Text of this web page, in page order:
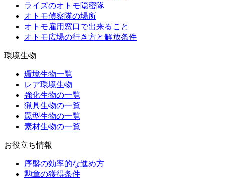
ライズのオトモ隠密隊
オトモ偵察隊の場所
オトモ雇用窓口で出来ること
オトモ広場の行き方と解放条件
環境生物
環境生物一覧
レア環境生物
強化生物の一覧
猟具生物の一覧
罠型生物の一覧
素材生物の一覧
お役立ち情報
序盤の効率的な進め方
勲章の獲得条件